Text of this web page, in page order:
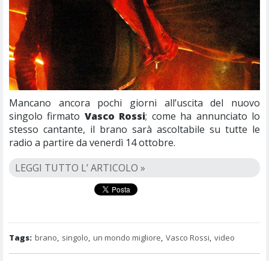
Mancano ancora pochi giorni all’uscita del nuovo
singolo firmato Vasco Rossi; come ha annunciato lo
stesso cantante, il brano sarà ascoltabile su tutte le
radio a partire da venerdì 14 ottobre.
LEGGI TUTTO L’ ARTICOLO »
Tags: brano, singolo, un mondo migliore, Vasco Rossi, video